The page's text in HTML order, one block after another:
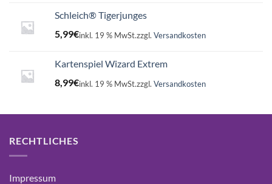
Schleich® Tigerjunges
5,99€inkl. 19 % MwSt.zzgl. Versandkosten
Kartenspiel Wizard Extrem
8,99€inkl. 19 % MwSt.zzgl. Versandkosten
RECHTLICHES
Impressum